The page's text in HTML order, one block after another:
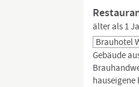
älter als 1
Brauhotel
Gebäude
hauseigene